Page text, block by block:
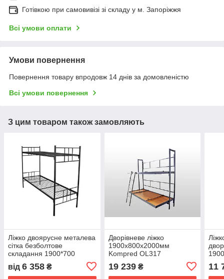
Готівкою при самовивізі зі складу у м. Запоріжжя
Всі умови оплати
Умови повернення
Повернення товару впродовж 14 днів за домовленістю
Всі умови повернення
З цим товаром також замовляють
Ліжко двоярусне металева
сітка безболтове
складання 1900*700
від 6 358 ₴
Дворівневе ліжко
1900х800х2000мм
Kompred OL317
19 239₴ 11